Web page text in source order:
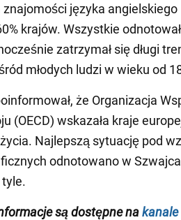
języka angielskiego
krajów. Wszystkie
zatrzymał się długi
młodych ludzi w wieku od
że Organizacja
(OECD) wskazała kraje
Najlepszą sytuację pod
odnotowano w
są dostępne nakanale